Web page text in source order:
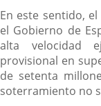
En este sentido,
el Gobierno de
alta velocidad
provisional en
de setenta
soterramiento no